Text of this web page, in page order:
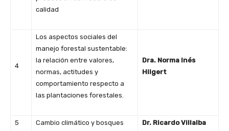
calidad
4
Los aspectos sociales del
manejo forestal sustentable:
la relación entre valores,
normas, actitudes y
comportamiento respecto a
las plantaciones forestales.
Dra. Norma Inés
Hilgert
5 Cambio climático y bosques Dr. Ricardo Villalba